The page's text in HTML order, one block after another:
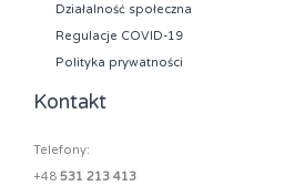
Działalność społeczna
Regulacje COVID-19
Polityka prywatności
Kontakt
Telefony:
+48 531 213 413